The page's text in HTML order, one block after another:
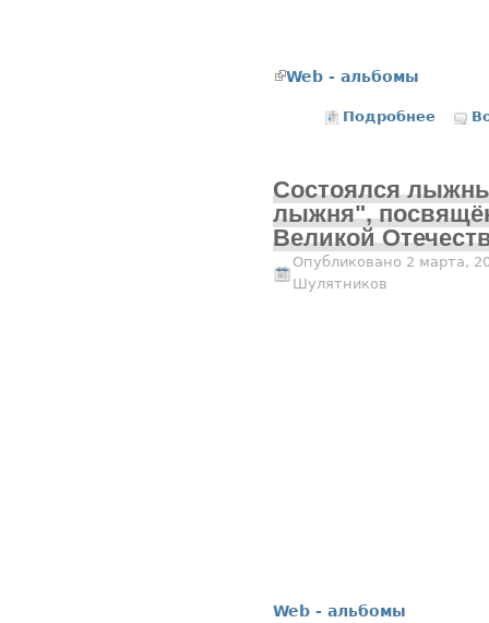
(внешняя ссылка)
Web - альбомы
Подробнее о ДК
Состоялся
лыжня",
Великой
Опубликовано 2 марта,
Шулятников
Web - альбомы